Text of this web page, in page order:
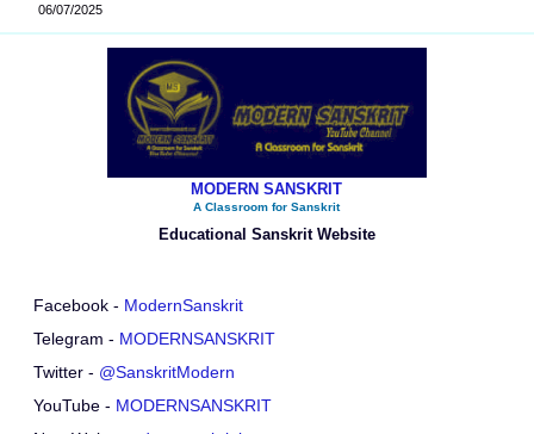
06/07/2025
MODERN SANSKRIT
A Classroom for Sanskrit
Educational Sanskrit Website
Facebook - ModernSanskrit
Telegram - MODERNSANSKRIT
Twitter - @SanskritModern
YouTube - MODERNSANSKRIT